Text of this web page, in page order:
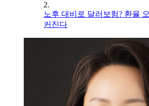
2.
노후 대비로 달러보험? 환율
커진다